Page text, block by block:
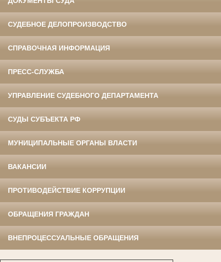
СУДЕБНОЕ ДЕЛОПРОИЗВОДСТВО
СПРАВОЧНАЯ ИНФОРМАЦИЯ
ПРЕСС-СЛУЖБА
УПРАВЛЕНИЕ СУДЕБНОГО ДЕПАРТАМЕНТА
СУДЫ СУБЪЕКТА РФ
МУНИЦИПАЛЬНЫЕ ОРГАНЫ ВЛАСТИ
ВАКАНСИИ
ПРОТИВОДЕЙСТВИЕ КОРРУПЦИИ
ОБРАЩЕНИЯ ГРАЖДАН
ВНЕПРОЦЕССУАЛЬНЫЕ ОБРАЩЕНИЯ